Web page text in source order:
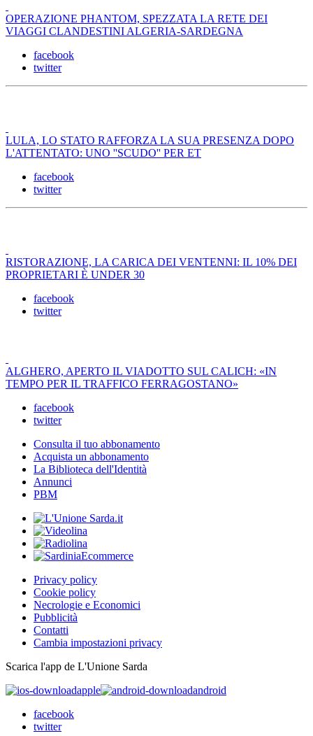
OPERAZIONE PHANTOM, SPEZZATA LA RETE DEI
VIAGGI CLANDESTINI ALGERIA-SARDEGNA
facebook
twitter
LULA, LO STATO RAFFORZA LA SUA PRESENZA DOPO
L'ATTENTATO: UNO ''SCUDO'' PER ET
facebook
twitter
RISTORAZIONE, LA CARICA DEI VENTENNI: IL 10% DEI
PROPRIETARI È UNDER 30
facebook
twitter
ALGHERO, APERTO IL VIADOTTO SUL CALICH: «IN
TEMPO PER IL TRAFFICO FERRAGOSTANO»
facebook
twitter
Consulta il tuo abbonamento
Acquista un abbonamento
La Biblioteca dell'Identità
Annunci
PBM
Privacy policy
Cookie policy
Necrologie e Economici
Pubblicità
Contatti
Cambia impostazioni privacy
Scarica l'app de L'Unione Sarda
apple
android
facebook
twitter